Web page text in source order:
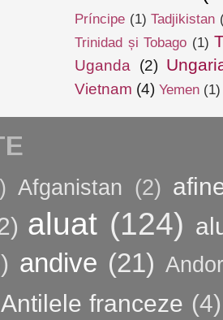
Príncipe (1) Tadjikistan
Trinidad și Tobago (1)
Uganda (2)
Vietnam (4) Yemen (1)
Afganistan (2)
aluat (124)
andive (21)
Antilele franceze (4)